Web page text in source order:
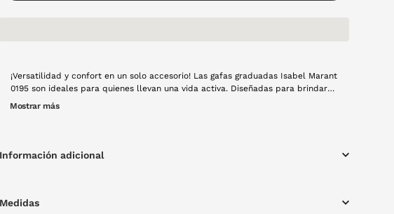
¡Versatilidad y confort en un solo accesorio! Las gafas graduadas Isabel Marant
0195 son ideales para quienes llevan una vida activa. Diseñadas para brindar
comodidad durante todo el día, son perfectas tanto para trabajar como para
Mostrar más
Información adicional
Medidas